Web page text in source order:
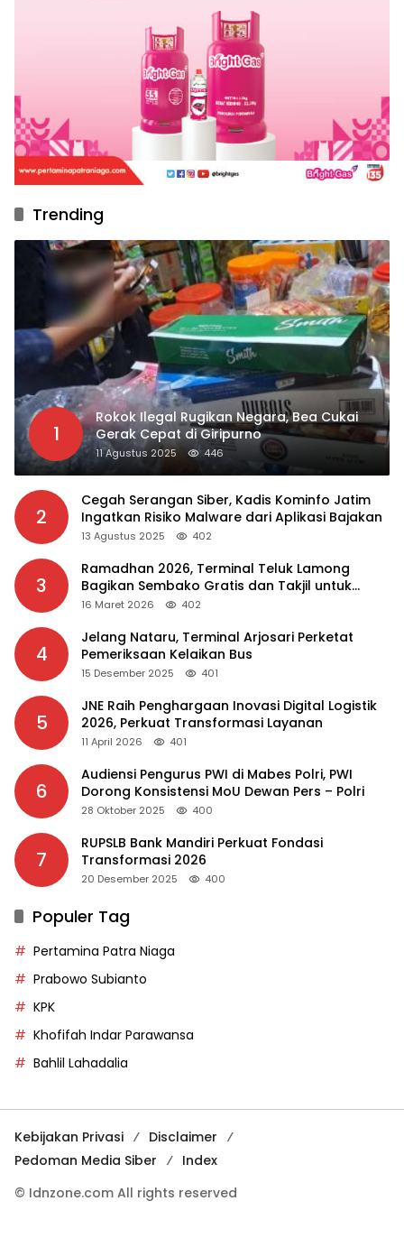
Trending
1
Rokok Ilegal Rugikan Negara, Bea Cukai
Gerak Cepat di Giripurno
11 Agustus 2025 446
2
Cegah Serangan Siber, Kadis Kominfo Jatim
Ingatkan Risiko Malware dari Aplikasi Bajakan
13 Agustus 2025 402
3
Ramadhan 2026, Terminal Teluk Lamong
Bagikan Sembako Gratis dan Takjil untuk
Masyarakat
16 Maret 2026 402
4
Jelang Nataru, Terminal Arjosari Perketat
Pemeriksaan Kelaikan Bus
15 Desember 2025 401
5
JNE Raih Penghargaan Inovasi Digital Logistik
2026, Perkuat Transformasi Layanan
11 April 2026 401
6
Audiensi Pengurus PWI di Mabes Polri, PWI
Dorong Konsistensi MoU Dewan Pers – Polri
28 Oktober 2025 400
7
RUPSLB Bank Mandiri Perkuat Fondasi
Transformasi 2026
20 Desember 2025 400
Populer Tag
Pertamina Patra Niaga
Prabowo Subianto
KPK
Khofifah Indar Parawansa
Bahlil Lahadalia
Kebijakan Privasi
Disclaimer
Pedoman Media Siber
Index
© Idnzone.com All rights reserved